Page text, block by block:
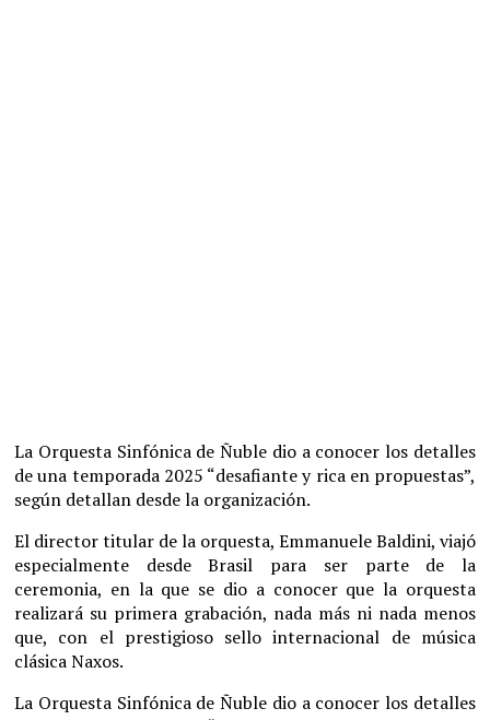
La Orquesta Sinfónica de Ñuble dio a conocer los detalles
de una temporada 2025 “desafiante y rica en propuestas”,
según detallan desde la organización.
El director titular de la orquesta, Emmanuele Baldini, viajó
especialmente desde Brasil para ser parte de la
ceremonia, en la que se dio a conocer que la orquesta
realizará su primera grabación, nada más ni nada menos
que, con el prestigioso sello internacional de música
clásica Naxos.
La Orquesta Sinfónica de Ñuble dio a conocer los detalles